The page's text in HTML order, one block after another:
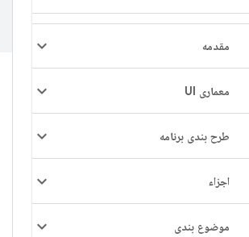
مقدمه
معماری UI
طرح بندی برنامه
اجزاء
موضوع بندی